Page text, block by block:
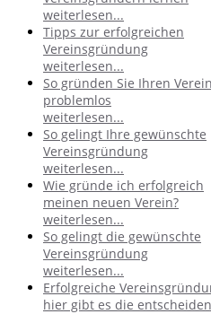
weiterlesen...
Tipps zur erfolgreichen
Vereinsgründung
weiterlesen...
So gründen Sie Ihren Verein
problemlos
weiterlesen...
So gelingt Ihre gewünschte
Vereinsgründung
weiterlesen...
Wie gründe ich erfolgreich
meinen neuen Verein?
weiterlesen...
So gelingt die gewünschte
Vereinsgründung
weiterlesen...
Erfolgreiche
hier gibt es die